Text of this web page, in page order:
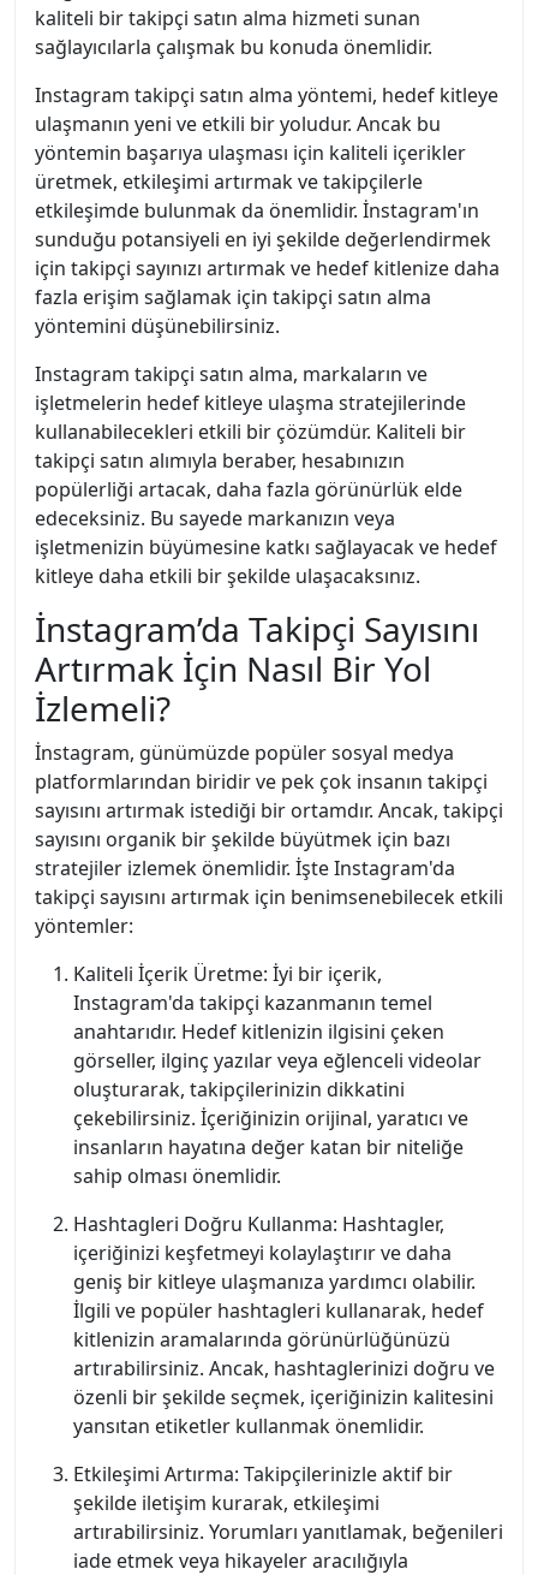
kaliteli bir takipçi satın alma hizmeti sunan
sağlayıcılarla çalışmak bu konuda önemlidir.
Instagram takipçi satın alma yöntemi, hedef kitleye
ulaşmanın yeni ve etkili bir yoludur. Ancak bu
yöntemin başarıya ulaşması için kaliteli içerikler
üretmek, etkileşimi artırmak ve takipçilerle
etkileşimde bulunmak da önemlidir. İnstagram'ın
sunduğu potansiyeli en iyi şekilde değerlendirmek
için takipçi sayınızı artırmak ve hedef kitlenize daha
fazla erişim sağlamak için takipçi satın alma
yöntemini düşünebilirsiniz.
Instagram takipçi satın alma, markaların ve
işletmelerin hedef kitleye ulaşma stratejilerinde
kullanabilecekleri etkili bir çözümdür. Kaliteli bir
takipçi satın alımıyla beraber, hesabınızın
popülerliği artacak, daha fazla görünürlük elde
edeceksiniz. Bu sayede markanızın veya
işletmenizin büyümesine katkı sağlayacak ve hedef
kitleye daha etkili bir şekilde ulaşacaksınız.
İnstagram’da Takipçi Sayısını
Artırmak İçin Nasıl Bir Yol
İzlemeli?
İnstagram, günümüzde popüler sosyal medya
platformlarından biridir ve pek çok insanın takipçi
sayısını artırmak istediği bir ortamdır. Ancak, takipçi
sayısını organik bir şekilde büyütmek için bazı
stratejiler izlemek önemlidir. İşte Instagram'da
takipçi sayısını artırmak için benimsenebilecek etkili
yöntemler:
Kaliteli İçerik Üretme: İyi bir içerik,
Instagram'da takipçi kazanmanın temel
anahtarıdır. Hedef kitlenizin ilgisini çeken
görseller, ilginç yazılar veya eğlenceli videolar
oluşturarak, takipçilerinizin dikkatini
çekebilirsiniz. İçeriğinizin orijinal, yaratıcı ve
insanların hayatına değer katan bir niteliğe
sahip olması önemlidir.
Hashtagleri Doğru Kullanma: Hashtagler,
içeriğinizi keşfetmeyi kolaylaştırır ve daha
geniş bir kitleye ulaşmanıza yardımcı olabilir.
İlgili ve popüler hashtagleri kullanarak, hedef
kitlenizin aramalarında görünürlüğünüzü
artırabilirsiniz. Ancak, hashtaglerinizi doğru ve
özenli bir şekilde seçmek, içeriğinizin kalitesini
yansıtan etiketler kullanmak önemlidir.
Etkileşimi Artırma: Takipçilerinizle aktif bir
şekilde iletişim kurarak, etkileşimi
artırabilirsiniz. Yorumları yanıtlamak, beğenileri
iade etmek veya hikayeler aracılığıyla